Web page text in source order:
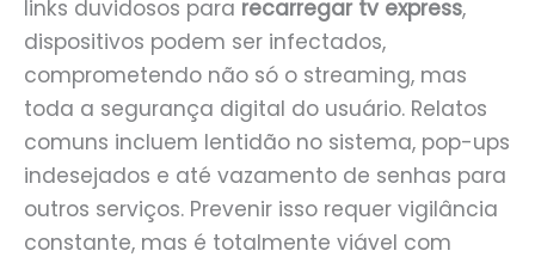
links duvidosos para recarregar tv express,
dispositivos podem ser infectados,
comprometendo não só o streaming, mas
toda a segurança digital do usuário. Relatos
comuns incluem lentidão no sistema, pop-ups
indesejados e até vazamento de senhas para
outros serviços. Prevenir isso requer vigilância
constante, mas é totalmente viável com